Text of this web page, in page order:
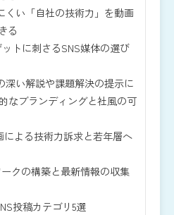
くい「自社の技術力」を動画
る
トに刺さるSNS媒体の選び
深い解説や課題解決の提示に
なブランディングと社風の可
による技術力訴求と若年層へ
クの構築と最新情報の収集
投稿カテゴリ5選